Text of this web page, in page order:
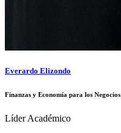
Everardo Elizondo
Finanzas y Economía para los Negocios
Líder Académico